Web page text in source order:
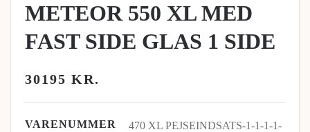
METEOR 550 XL MED
FAST SIDE GLAS 1 SIDE
30195 KR.
VARENUMMER
470 XL PEJSEINDSATS-1-1-1-1-